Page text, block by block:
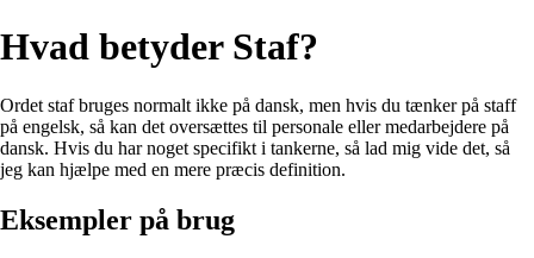
Hvad betyder Staf?
Ordet staf bruges normalt ikke på dansk, men hvis du tænker på staff
på engelsk, så kan det oversættes til personale eller medarbejdere på
dansk. Hvis du har noget specifikt i tankerne, så lad mig vide det, så
jeg kan hjælpe med en mere præcis definition.
Eksempler på brug